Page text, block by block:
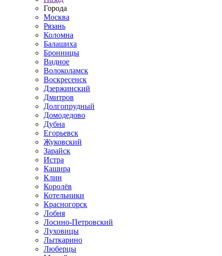
Города
Москва
Рязань
Коломна
Балашиха
Бронницы
Видное
Волоколамск
Воскресенск
Дзержинский
Дмитров
Долгопрудный
Домодедово
Дубна
Егорьевск
Жуковский
Зарайск
Истра
Кашира
Клин
Королёв
Котельники
Красногорск
Лобня
Лосино-Петровский
Луховицы
Лыткарино
Люберцы